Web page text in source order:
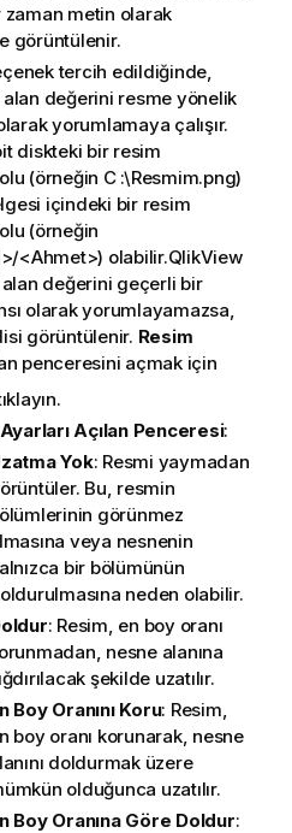
metin olarak
görüntülenir.
tercih edildiğinde,
değerini resme yönelik
yorumlamaya çalışır.
diskteki bir resim
(örneğin C :\Resmim.png)
içindeki bir resim
(örneğin
<Ahmet>) olabilir.QlikView
değerini geçerli bir
olarak yorumlayamazsa,
görüntülenir. Resim
penceresini açmak için
Açılan Penceresi:
Yok: Resmi yaymadan
Bu, resmin
görünmez
veya nesnenin
bir bölümünün
neden olabilir.
: Resim, en boy oranı
nesne alanına
şekilde uzatılır.
Boy Oranını Koru: Resim,
boy oranı korunarak, nesne
doldurmak üzere
olduğunca uzatılır.
Boy Oranına Göre Doldur: